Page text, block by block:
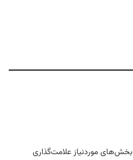
بخش‌های موردنیاز علامت‌گذاری